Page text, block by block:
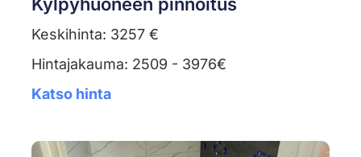
Kylpyhuoneen pinnoitus
Keskihinta: 3257 €
Hintajakauma: 2509 - 3976€
Katso hinta